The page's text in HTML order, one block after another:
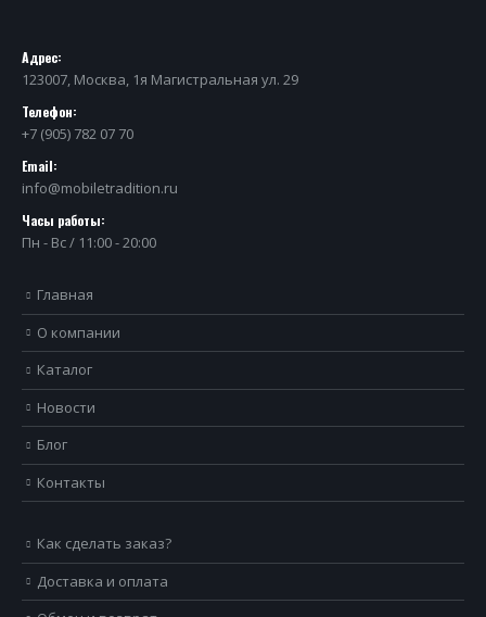
Адрес:
123007, Москва, 1я Магистральная ул. 29
Телефон:
+7 (905) 782 07 70
Email:
info@mobiletradition.ru
Часы работы:
Пн - Вс / 11:00 - 20:00
Главная
О компании
Каталог
Новости
Блог
Контакты
Как сделать заказ?
Доставка и оплата